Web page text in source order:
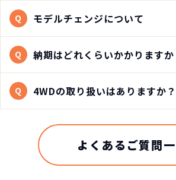
Q モデルチェンジについて
Q 納期はどれくらいかかりますか
Q 4WDの取り扱いはありますか？
よくあるご質問